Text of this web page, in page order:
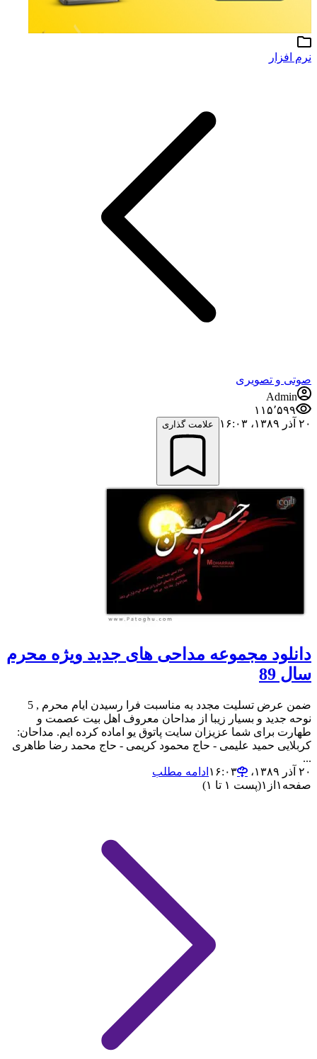
نرم افزار
صوتی و تصویری
Admin
۱۱۵٬۵۹۹
۲۰ آذر ۱۳۸۹،‏ ۱۶:۰۳
علامت گذاری
دانلود مجموعه مداحی های جدید ویژه محرم
سال 89
ضمن عرض تسلیت مجدد به مناسبت فرا رسیدن ایام محرم , 5
نوحه جدید و بسیار زیبا از مداحان معروف اهل بیت عصمت و
طهارت برای شما عزیزان سایت پاتوق یو اماده کرده ایم. مداحان:
کربلایی حمید علیمی - حاج محمود کریمی - حاج محمد رضا طاهری
...
۲۰ آذر ۱۳۸۹،‏ ۱۶:۰۳
ادامه مطلب
صفحه ۱ از ۱(پست ۱ تا ۱)